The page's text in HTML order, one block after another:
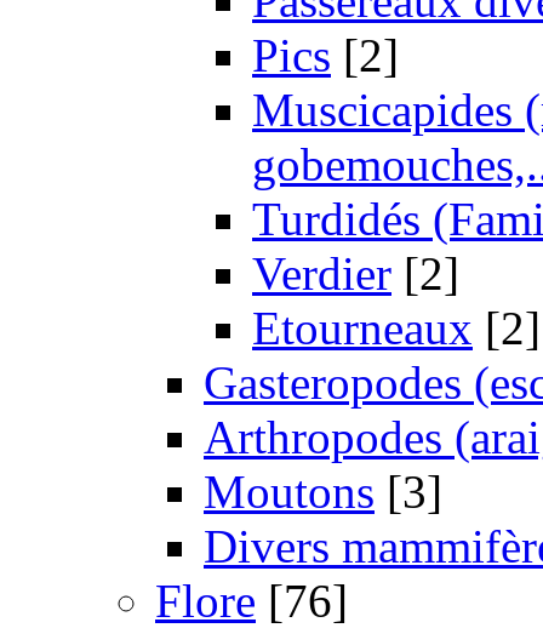
Pics [2]
Muscicapides
Turdidés
Verdier [2]
Etourneaux [2]
Gasteropodes
Arthropodes
Moutons [3]
Divers
Flore [76]